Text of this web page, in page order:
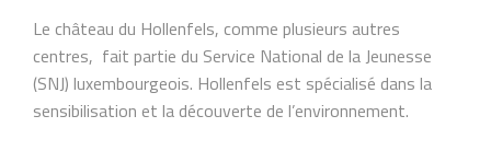
Le château du Hollenfels, comme plusieurs autres
centres, fait partie du Service National de la Jeunesse
(SNJ) luxembourgeois. Hollenfels est spécialisé dans la
sensibilisation et la découverte de l’environnement.